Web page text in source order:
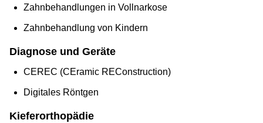
Zahnbehandlungen in Vollnarkose
Zahnbehandlung von Kindern
Diagnose und Geräte
CEREC (CEramic REConstruction)
Digitales Röntgen
Kieferorthopädie